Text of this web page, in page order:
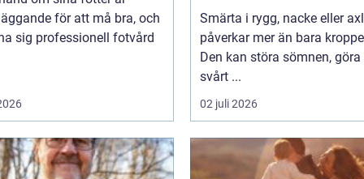
för att må bra, och
sig professionell fotvård
Smärta i rygg, nacke eller
påverkar mer än bara
Den kan störa sömnen, göra
svårt ...
02 juli 2026